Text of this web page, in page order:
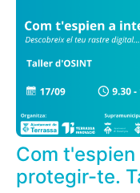
Com
protegir-te.